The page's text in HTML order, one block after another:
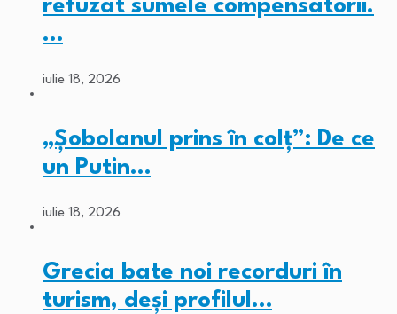
refuzat sumele compensatorii.
…
iulie 18, 2026
„Șobolanul prins în colț”: De ce
un Putin…
iulie 18, 2026
Grecia bate noi recorduri în
turism, deși profilul…